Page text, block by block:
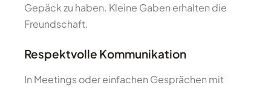
Gepäck zu haben. Kleine Gaben erhalten die
Freundschaft.
Respektvolle Kommunikation
In Meetings oder einfachen Gesprächen mit